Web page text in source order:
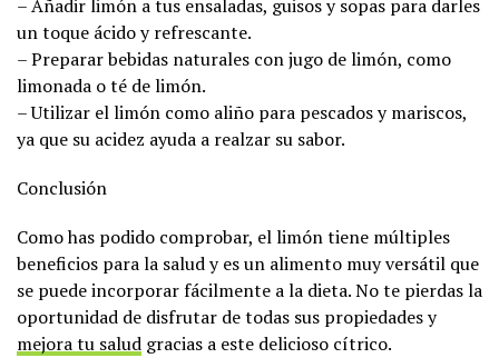
– Añadir limón a tus ensaladas, guisos y sopas para darles
un toque ácido y refrescante.
– Preparar bebidas naturales con jugo de limón, como
limonada o té de limón.
– Utilizar el limón como aliño para pescados y mariscos,
ya que su acidez ayuda a realzar su sabor.
Conclusión
Como has podido comprobar, el limón tiene múltiples
beneficios para la salud y es un alimento muy versátil que
se puede incorporar fácilmente a la dieta. No te pierdas la
oportunidad de disfrutar de todas sus propiedades y
mejora tu salud gracias a este delicioso cítrico.